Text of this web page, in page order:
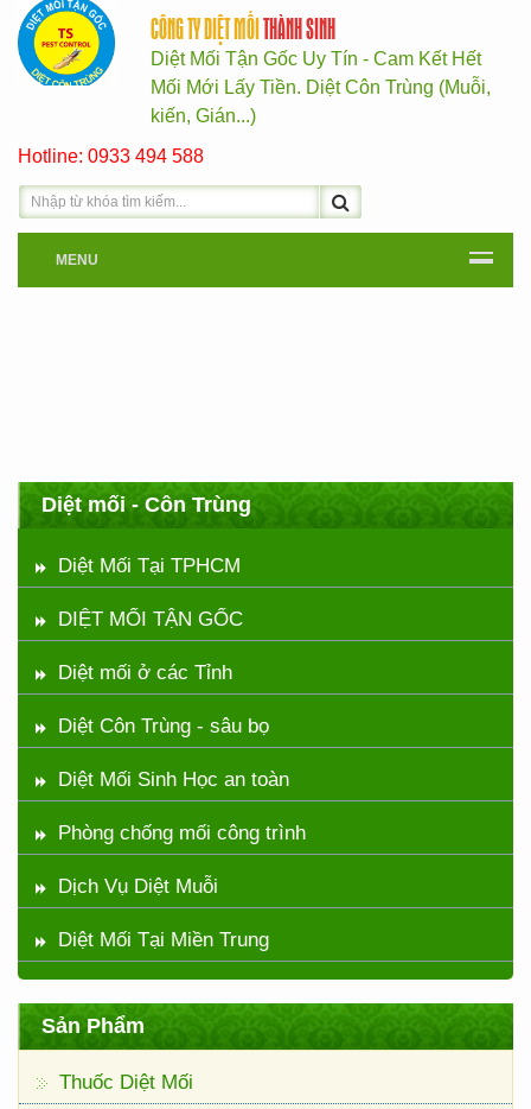
CÔNG TY DIỆT MỐITHÀNH SINH
Diệt Mối Tận Gốc Uy Tín - Cam Kết Hết
Mối Mới Lấy Tiền. Diệt Côn Trùng (Muỗi,
kiến, Gián...)
Hotline: 0933 494 588
MENU
Diệt mối - Côn Trùng
Diệt Mối Tại TPHCM
DIỆT MỐI TẬN GỐC
Diệt mối ở các Tỉnh
Diệt Côn Trùng - sâu bọ
Diệt Mối Sinh Học an toàn
Phòng chống mối công trình
Dịch Vụ Diệt Muỗi
Diệt Mối Tại Miền Trung
Sản Phẩm
Thuốc Diệt Mối